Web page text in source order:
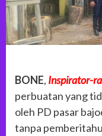
BONE, Inspirator-
perbuatan yang
oleh PD pasar
tanpa